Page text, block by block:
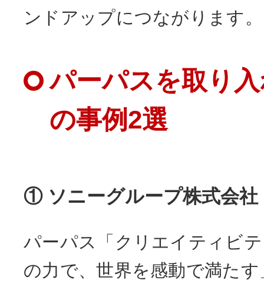
ンドアップにつながります。
パーパスを取り
の事例2選
① ソニーグループ株式会社
パーパス「クリエイティビ
の力で、世界を感動で満たす